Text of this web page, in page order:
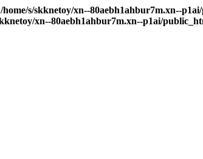
/home/s/skknetoy/xn--80aebh1ahbur7m.xn--
xn--80aebh1ahbur7m.xn--p1ai/